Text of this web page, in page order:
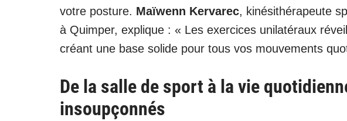
votre posture. Maïwenn Kervarec, kinésithérapeute
à Quimper, explique : « Les exercices unilatéraux
créant une base solide pour tous vos mouvements
De la salle de sport à la vie
insoupçonnés